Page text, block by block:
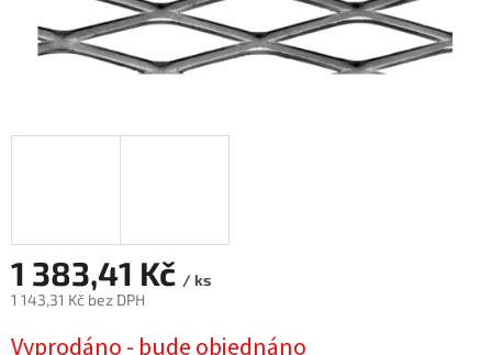
1 383,41 Kč / ks
1 143,31 Kč bez DPH
Vyprodáno - bude objednáno